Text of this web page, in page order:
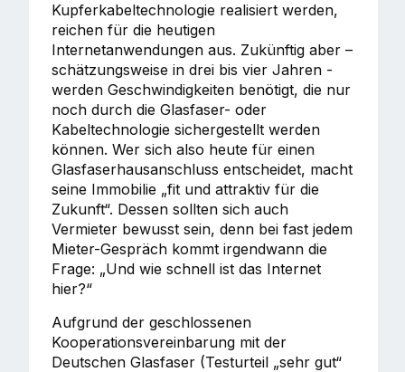
Kupferkabeltechnologie realisiert werden,
reichen für die heutigen
Internetanwendungen aus. Zukünftig aber –
schätzungsweise in drei bis vier Jahren -
werden Geschwindigkeiten benötigt, die nur
noch durch die Glasfaser- oder
Kabeltechnologie sichergestellt werden
können. Wer sich also heute für einen
Glasfaserhausanschluss entscheidet, macht
seine Immobilie „fit und attraktiv für die
Zukunft“. Dessen sollten sich auch
Vermieter bewusst sein, denn bei fast jedem
Mieter-Gespräch kommt irgendwann die
Frage: „Und wie schnell ist das Internet
hier?“
Aufgrund der geschlossenen
Kooperationsvereinbarung mit der
Deutschen Glasfaser (Testurteil „sehr gut“